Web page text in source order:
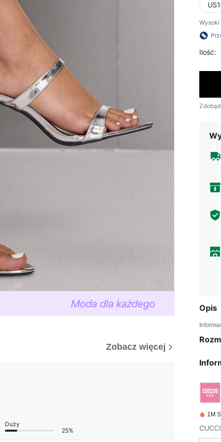
Zobacz więcej
Duży
25%
Ilość:
Opis
1M